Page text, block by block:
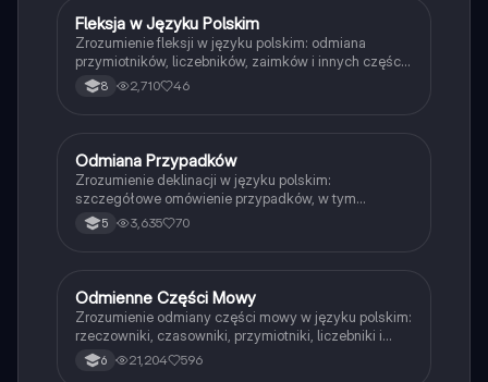
Język polski
Fleksja w Języku Polskim
Zrozumienie fleksji w języku polskim: odmiana
przymiotników, liczebników, zaimków i innych części
mowy. Kluczowe zasady, przykłady oraz funkcje
gramatyczne. Idealne materiały do nauki przed
8 2,710 46
Język polski
Odmiana Przypadków
Zrozumienie deklinacji w języku polskim:
szczegółowe omówienie przypadków, w tym
mianownika, dopełniacza, celownika, biernika,
narzędnika, miejscownika i wołacza. Idealne dla
5 3,635 70
Język polski
Odmienne Części Mowy
Zrozumienie odmiany części mowy w języku polskim:
rzeczowniki, czasowniki, przymiotniki, liczebniki i
zaimki. Dowiedz się, jak deklinacja i koniugacja
wpływają na formy gramatyczne. Idealne dla uczniów
6 21,204 596